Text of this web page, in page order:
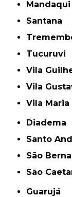
Mandaqui
Santana
Tucuruvi
Vila
Vila
Vila Maria
Diadema
Santo
São
São
Guarujá